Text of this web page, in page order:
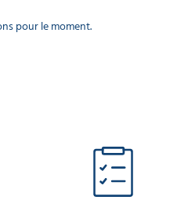
pour le moment.